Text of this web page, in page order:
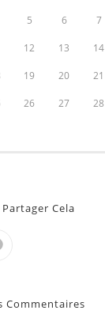
5 6 7
12 13 14
19 20 21
26 27 28
Cela
Commentaires